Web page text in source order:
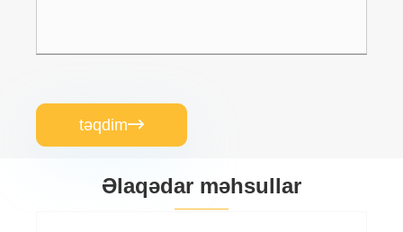
təqdim
Əlaqədar məhsullar